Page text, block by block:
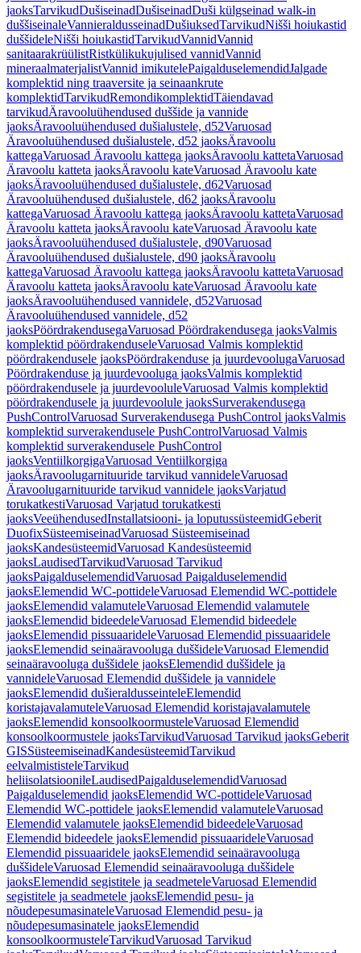
jaoksTarvikudDušiseinadDušiseinadDuši külgseinad walk-in
duššiseinaleVannieraldusseinadDušiuksedTarvikudNišši hoiukastid
duššideleNišši hoiukastidTarvikudVannidVannid
sanitaarakrüülistRistkülikukujulised vannidVannid
mineraalmaterjalistVannid imikutelePaigalduselemendidJalgade
komplektid ning traaversite ja seinaankrute
komplektidTarvikudRemondikomplektidTäiendavad
tarvikudÄravooluühendused duššide ja vannide
jaoksÄravooluühendused dušialustele, d52Varuosad
Äravooluühendused dušialustele, d52 jaoksÄravoolu
kattegaVaruosad Äravoolu kattega jaoksÄravoolu kattetaVaruosad
Äravoolu katteta jaoksÄravoolu kateVaruosad Äravoolu kate
jaoksÄravooluühendused dušialustele, d62Varuosad
Äravooluühendused dušialustele, d62 jaoksÄravoolu
kattegaVaruosad Äravoolu kattega jaoksÄravoolu kattetaVaruosad
Äravoolu katteta jaoksÄravoolu kateVaruosad Äravoolu kate
jaoksÄravooluühendused dušialustele, d90Varuosad
Äravooluühendused dušialustele, d90 jaoksÄravoolu
kattegaVaruosad Äravoolu kattega jaoksÄravoolu kattetaVaruosad
Äravoolu katteta jaoksÄravoolu kateVaruosad Äravoolu kate
jaoksÄravooluühendused vannidele, d52Varuosad
Äravooluühendused vannidele, d52
jaoksPöördrakendusegaVaruosad Pöördrakendusega jaoksValmis
komplektid pöördrakenduseleVaruosad Valmis komplektid
pöördrakendusele jaoksPöördrakenduse ja juurdevoolugaVaruosad
Pöördrakenduse ja juurdevooluga jaoksValmis komplektid
pöördrakendusele ja juurdevooluleVaruosad Valmis komplektid
pöördrakendusele ja juurdevoolule jaoksSurverakendusega
PushControlVaruosad Surverakendusega PushControl jaoksValmis
komplektid surverakendusele PushControlVaruosad Valmis
komplektid surverakendusele PushControl
jaoksVentiilkorgigaVaruosad Ventiilkorgiga
jaoksÄravoolugarnituuride tarvikud vannideleVaruosad
Äravoolugarnituuride tarvikud vannidele jaoksVarjatud
torukatkestiVaruosad Varjatud torukatkesti
jaoksVeeühendusedInstallatsiooni- ja loputussüsteemidGeberit
DuofixSüsteemiseinadVaruosad Süsteemiseinad
jaoksKandesüsteemidVaruosad Kandesüsteemid
jaoksLaudisedTarvikudVaruosad Tarvikud
jaoksPaigalduselemendidVaruosad Paigalduselemendid
jaoksElemendid WC-pottideleVaruosad Elemendid WC-pottidele
jaoksElemendid valamuteleVaruosad Elemendid valamutele
jaoksElemendid bideedeleVaruosad Elemendid bideedele
jaoksElemendid pissuaarideleVaruosad Elemendid pissuaaridele
jaoksElemendid seinaäravooluga duššideleVaruosad Elemendid
seinaäravooluga duššidele jaoksElemendid duššidele ja
vannideleVaruosad Elemendid duššidele ja vannidele
jaoksElemendid dušieraldusseinteleElemendid
koristajavalamuteleVaruosad Elemendid koristajavalamutele
jaoksElemendid konsoolkoormusteleVaruosad Elemendid
konsoolkoormustele jaoksTarvikudVaruosad Tarvikud jaoksGeberit
GISSüsteemiseinadKandesüsteemidTarvikud
eelvalmististeleTarvikud
heliisolatsioonileLaudisedPaigalduselemendidVaruosad
Paigalduselemendid jaoksElemendid WC-pottideleVaruosad
Elemendid WC-pottidele jaoksElemendid valamuteleVaruosad
Elemendid valamutele jaoksElemendid bideedeleVaruosad
Elemendid bideedele jaoksElemendid pissuaarideleVaruosad
Elemendid pissuaaridele jaoksElemendid seinaäravooluga
duššideleVaruosad Elemendid seinaäravooluga duššidele
jaoksElemendid segistitele ja seadmeteleVaruosad Elemendid
segistitele ja seadmetele jaoksElemendid pesu- ja
nõudepesumasinateleVaruosad Elemendid pesu- ja
nõudepesumasinatele jaoksElemendid
konsoolkoormusteleTarvikudVaruosad Tarvikud